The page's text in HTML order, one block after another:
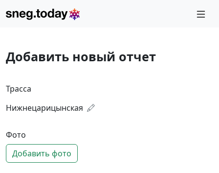
Добавить новый отчет
Трасса
Нижнецарицынская
Фото
Добавить фото